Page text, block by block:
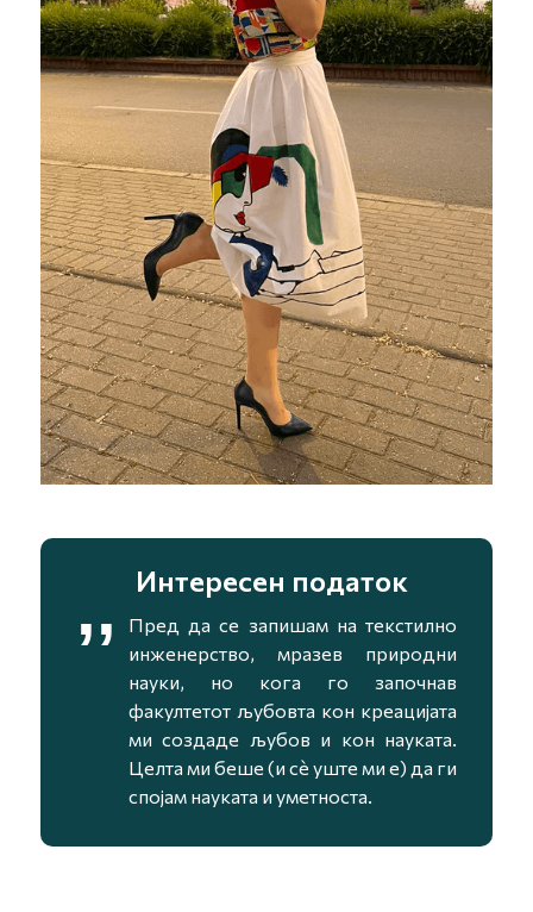
Интересен податок
,,
Пред да се запишам на текстилно
инженерство, мразев природни
науки, но кога го започнав
факултетот љубовта кон креацијата
ми создаде љубов и кон науката.
Целта ми беше (и сѐ уште ми е) да ги
спојам науката и уметноста.